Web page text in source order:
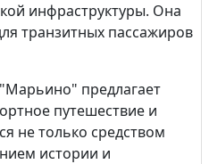
инфраструктуры. Она
транзитных пассажиров
предлагает
путешествие и
не только средством
истории и